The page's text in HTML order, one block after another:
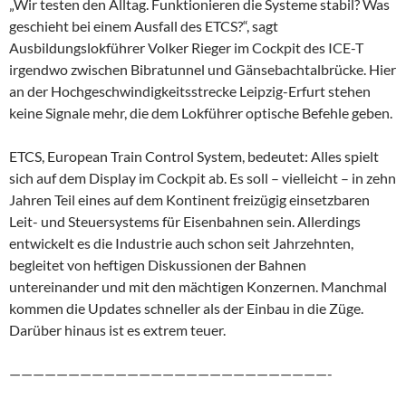
„Wir testen den Alltag. Funktionieren die Systeme stabil? Was
geschieht bei einem Ausfall des ETCS?“, sagt
Ausbildungslokführer Volker Rieger im Cockpit des ICE-T
irgendwo zwischen Bibratunnel und Gänsebachtalbrücke. Hier
an der Hochgeschwindigkeitsstrecke Leipzig-Erfurt stehen
keine Signale mehr, die dem Lokführer optische Befehle geben.
ETCS, European Train Control System, bedeutet: Alles spielt
sich auf dem Display im Cockpit ab. Es soll – vielleicht – in zehn
Jahren Teil eines auf dem Kontinent freizügig einsetzbaren
Leit- und Steuersystems für Eisenbahnen sein. Allerdings
entwickelt es die Industrie auch schon seit Jahrzehnten,
begleitet von heftigen Diskussionen der Bahnen
untereinander und mit den mächtigen Konzernen. Manchmal
kommen die Updates schneller als der Einbau in die Züge.
Darüber hinaus ist es extrem teuer.
———————————————————————————-